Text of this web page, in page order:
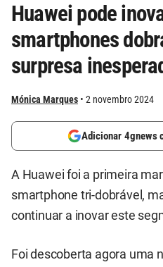
Huawei pode
smartphones
surpresa
Mónica Marques 2 novembro 2024
Adicionar 4gnews
A Huawei foi a primeira
smartphone tri-dobrável,
continuar a inovar este
Foi descoberta agora uma